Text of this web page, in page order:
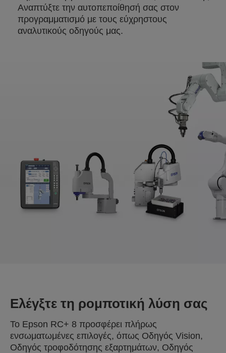
Αναπτύξτε την αυτοπεποίθησή σας στον
προγραμματισμό με τους εύχρηστους
αναλυτικούς οδηγούς μας.
Ελέγξτε τη ρομποτική λύση σας
Το Epson RC+ 8 προσφέρει πλήρως
ενσωματωμένες επιλογές, όπως Οδηγός Vision,
Οδηγός τροφοδότησης εξαρτημάτων, Οδηγός